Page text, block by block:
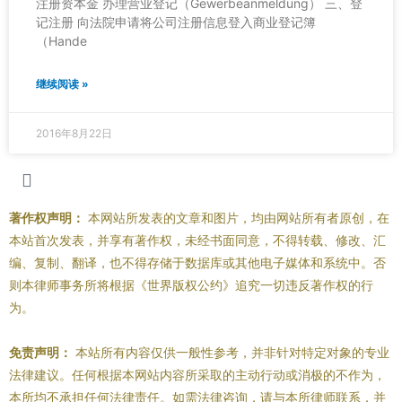
注册资本金 办理营业登记（Gewerbeanmeldung） 三、登
记注册 向法院申请将公司注册信息登入商业登记簿
（Hande
继续阅读 »
2016年8月22日
著作权声明： 本网站所发表的文章和图片，均由网站所有者原创，在
本站首次发表，并享有著作权，未经书面同意，不得转载、修改、汇
编、复制、翻译，也不得存储于数据库或其他电子媒体和系统中。否
则本律师事务所将根据《世界版权公约》追究一切违反著作权的行
为。
免责声明： 本站所有内容仅供一般性参考，并非针对特定对象的专业
法律建议。任何根据本网站内容所采取的主动行动或消极的不作为，
本所均不承担任何法律责任。如需法律咨询，请与本所律师联系，并